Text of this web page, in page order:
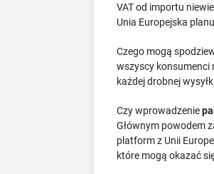
VAT od importu
Unia Europejska
Czego mogą
wszyscy konsumenci
każdej drobnej
Czy wprowadzenie
Głównym powodem
platform z Unii
które mogą okazać